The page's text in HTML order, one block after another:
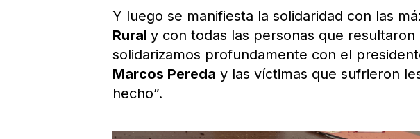
Y luego se manifiesta la solidaridad con las
Ruraly con todas las personas que
solidarizamos profundamente con el
Marcos Pereda y las víctimas que sufrieron
hecho”.